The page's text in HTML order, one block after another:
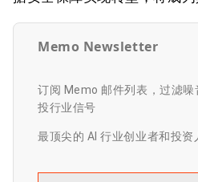
Memo Newsletter
订阅 Memo 邮件列表，过滤噪
投行业信号
最顶尖的 AI 行业创业者和投资